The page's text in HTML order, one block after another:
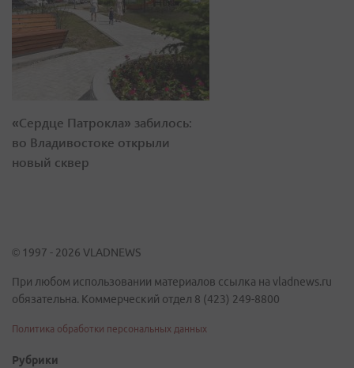
«Сердце Патрокла» забилось:
во Владивостоке открыли
новый сквер
© 1997 - 2026 VLADNEWS
При любом использовании материалов ссылка на vladnews.ru
обязательна. Коммерческий отдел 8 (423) 249-8800
Политика обработки персональных данных
Рубрики